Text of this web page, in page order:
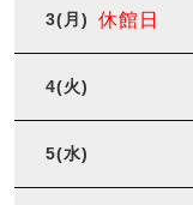
3(月) 休館日
4(火)
5(水)